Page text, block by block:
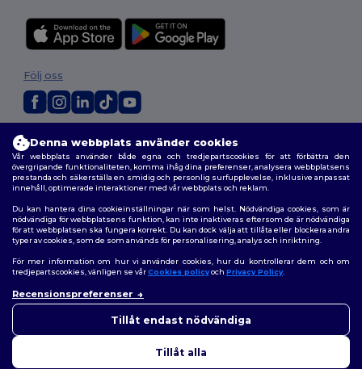
2026. Alla rättigheter förbehållna
Allmänna Villkor|Anpassad policy| Integritetspolicy| Policy för cookies
|Karta över webbplatsen
Följ oss
Denna webbplats använder cookies
Vår webbplats använder både egna och tredjepartscookies för att förbättra den
övergripande funktionaliteten, komma ihåg dina preferenser, analysera webbplatsens
prestanda och säkerställa en smidig och personlig surfupplevelse, inklusive anpassat
innehåll, optimerade interaktioner med vår webbplats och reklam.
Du kan hantera dina cookieinställningar när som helst. Nödvändiga cookies, som är
nödvändiga för webbplatsens funktion, kan inte inaktiveras eftersom de är nödvändiga
för att webbplatsen ska fungera korrekt. Du kan dock välja att tillåta eller blockera andra
typer av cookies, som de som används för personalisering, analys och inriktning.
För mer information om hur vi använder cookies, hur du kontrollerar dem och om
tredjepartscookies, vänligen se vårCookies policyoch Privacy Policy.
Recensionspreferenser
Tillåt endast nödvändiga
Tillåt alla
funderingar kan du kontakta
finns här för som hjälp.